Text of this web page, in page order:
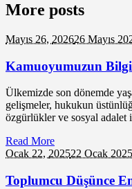
More posts
Mayıs 26, 202626 Mayıs
Kamuoyumuzun
Ülkemizde son dönemde
gelişmeler, hukukun
özgürlükler ve sosyal adalet
Read More
Ocak 22, 202522 Ocak 2025
Toplumcu Düşünce